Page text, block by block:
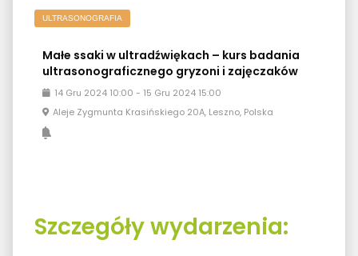
ULTRASONOGRAFIA
Małe ssaki w ultradźwiękach – kurs badania
ultrasonograficznego gryzoni i zajęczaków
14 Gru 2024 10:00 - 15 Gru 2024 15:00
Aleje Zygmunta Krasińskiego 20A, Leszno, Polska
Szczegóły wydarzenia: